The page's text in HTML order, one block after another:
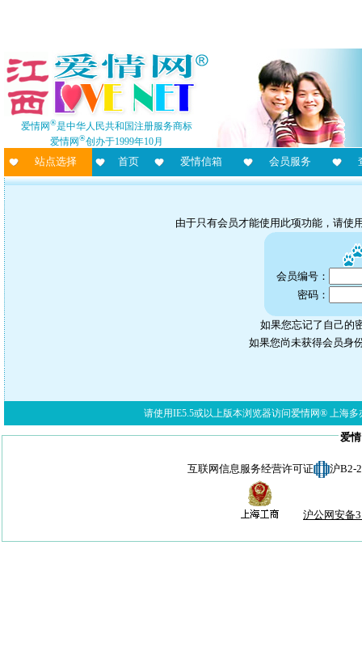
爱情网®是中华人民共和国注册服务商标
爱情网®创办于1999年10月
站点选择 首页 爱情信箱 会员服务
由于只有会员才能使用此项功能，请使
会员编号：
密码：
如果您忘记了自己的
如果您尚未获得会员身
请使用IE5.5或以上版本浏览器访问爱情网® 上海多
爱
互联网信息服务经营许可证 沪B2-
沪公网安备